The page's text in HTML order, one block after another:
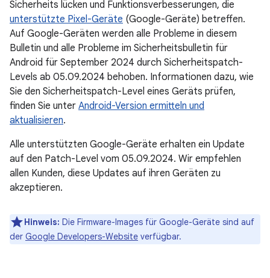
Sicherheits lücken und Funktionsverbesserungen, die
unterstützte Pixel-Geräte (Google-Geräte) betreffen.
Auf Google-Geräten werden alle Probleme in diesem
Bulletin und alle Probleme im Sicherheitsbulletin für
Android für September 2024 durch Sicherheitspatch-
Levels ab 05.09.2024 behoben. Informationen dazu, wie
Sie den Sicherheitspatch-Level eines Geräts prüfen,
finden Sie unter Android-Version ermitteln und
aktualisieren.
Alle unterstützten Google-Geräte erhalten ein Update
auf den Patch-Level vom 05.09.2024. Wir empfehlen
allen Kunden, diese Updates auf ihren Geräten zu
akzeptieren.
Hinweis: Die Firmware-Images für Google-Geräte sind auf
der Google Developers-Website verfügbar.